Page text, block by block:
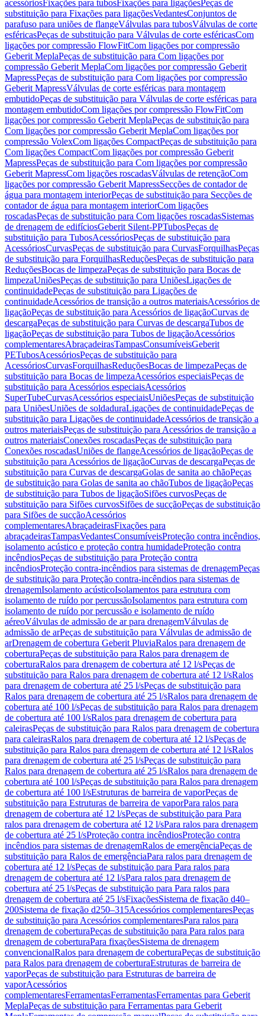
acessóriosFixações para tubosFixações para ligaçõesPeças de
substituição para Fixações para ligaçõesVedantesConjuntos de
parafuso para uniões de flangeVálvulas para tubosVálvulas de corte
esféricasPeças de substituição para Válvulas de corte esféricasCom
ligações por compressão FlowFitCom ligações por compressão
Geberit MeplaPeças de substituição para Com ligações por
compressão Geberit MeplaCom ligações por compressão Geberit
MapressPeças de substituição para Com ligações por compressão
Geberit MapressVálvulas de corte esféricas para montagem
embutidoPeças de substituição para Válvulas de corte esféricas para
montagem embutidoCom ligações por compressão FlowFitCom
ligações por compressão Geberit MeplaPeças de substituição para
Com ligações por compressão Geberit MeplaCom ligações por
compressão VolexCom ligações CompactPeças de substituição para
Com ligações CompactCom ligações por compressão Geberit
MapressPeças de substituição para Com ligações por compressão
Geberit MapressCom ligações roscadasVálvulas de retençãoCom
ligações por compressão Geberit MapressSecções de contador de
água para montagem interiorPeças de substituição para Secções de
contador de água para montagem interiorCom ligações
roscadasPeças de substituição para Com ligações roscadasSistemas
de drenagem de edifíciosGeberit Silent-PPTubosPeças de
substituição para TubosAcessóriosPeças de substituição para
AcessóriosCurvasPeças de substituição para CurvasForquilhasPeças
de substituição para ForquilhasReduçõesPeças de substituição para
ReduçõesBocas de limpezaPeças de substituição para Bocas de
limpezaUniõesPeças de substituição para UniõesLigações de
continuidadePeças de substituição para Ligações de
continuidadeAcessórios de transição a outros materiaisAcessórios de
ligaçãoPeças de substituição para Acessórios de ligaçãoCurvas de
descargaPeças de substituição para Curvas de descargaTubos de
ligaçãoPeças de substituição para Tubos de ligaçãoAcessórios
complementaresAbraçadeirasTampasConsumíveisGeberit
PETubosAcessóriosPeças de substituição para
AcessóriosCurvasForquilhasReduçõesBocas de limpezaPeças de
substituição para Bocas de limpezaAcessórios especiaisPeças de
substituição para Acessórios especiaisAcessórios
SuperTubeCurvasAcessórios especiaisUniõesPeças de substituição
para UniõesUniões de soldaduraLigações de continuidadePeças de
substituição para Ligações de continuidadeAcessórios de transição a
outros materiaisPeças de substituição para Acessórios de transição a
outros materiaisConexões roscadasPeças de substituição para
Conexões roscadasUniões de flangeAcessórios de ligaçãoPeças de
substituição para Acessórios de ligaçãoCurvas de descargaPeças de
substituição para Curvas de descargaGolas de sanita ao chãoPeças
de substituição para Golas de sanita ao chãoTubos de ligaçãoPeças
de substituição para Tubos de ligaçãoSifões curvosPeças de
substituição para Sifões curvosSifões de sucçãoPeças de substituição
para Sifões de sucçãoAcessórios
complementaresAbraçadeirasFixações para
abraçadeirasTampasVedantesConsumíveisProteção contra incêndios,
isolamento acústico e proteção contra humidadeProteção contra
incêndiosPeças de substituição para Proteção contra
incêndiosProteção contra-incêndios para sistemas de drenagemPeças
de substituição para Proteção contra-incêndios para sistemas de
drenagemIsolamento acústicoIsolamentos para estrutura com
isolamento de ruído por percussãoIsolamentos para estrutura com
isolamento de ruído por percussão e isolamento de ruído
aéreoVálvulas de admissão de ar para drenagemVálvulas de
admissão de arPeças de substituição para Válvulas de admissão de
arDrenagem de cobertura Geberit PluviaRalos para drenagem de
coberturaPeças de substituição para Ralos para drenagem de
coberturaRalos para drenagem de cobertura até 12 l/sPeças de
substituição para Ralos para drenagem de cobertura até 12 l/sRalos
para drenagem de cobertura até 25 l/sPeças de substituição para
Ralos para drenagem de cobertura até 25 l/sRalos para drenagem de
cobertura até 100 l/sPeças de substituição para Ralos para drenagem
de cobertura até 100 l/sRalos para drenagem de cobertura para
caleirasPeças de substituição para Ralos para drenagem de cobertura
para caleirasRalos para drenagem de cobertura até 12 l/sPeças de
substituição para Ralos para drenagem de cobertura até 12 l/sRalos
para drenagem de cobertura até 25 l/sPeças de substituição para
Ralos para drenagem de cobertura até 25 l/sRalos para drenagem de
cobertura até 100 l/sPeças de substituição para Ralos para drenagem
de cobertura até 100 l/sEstruturas de barreira de vaporPeças de
substituição para Estruturas de barreira de vaporPara ralos para
drenagem de cobertura até 12 l/sPeças de substituição para Para
ralos para drenagem de cobertura até 12 l/sPara ralos para drenagem
de cobertura até 25 l/sProteção contra incêndiosProteção contra
incêndios para sistemas de drenagemRalos de emergênciaPeças de
substituição para Ralos de emergênciaPara ralos para drenagem de
cobertura até 12 l/sPeças de substituição para Para ralos para
drenagem de cobertura até 12 l/sPara ralos para drenagem de
cobertura até 25 l/sPeças de substituição para Para ralos para
drenagem de cobertura até 25 l/sFixaçõesSistema de fixação d40–
200Sistema de fixação d250–315Acessórios complementaresPeças
de substituição para Acessórios complementaresPara ralos para
drenagem de coberturaPeças de substituição para Para ralos para
drenagem de coberturaPara fixaçõesSistema de drenagem
convencionalRalos para drenagem de coberturaPeças de substituição
para Ralos para drenagem de coberturaEstruturas de barreira de
vaporPeças de substituição para Estruturas de barreira de
vaporAcessórios
complementaresFerramentasFerramentasFerramentas para Geberit
MeplaPeças de substituição para Ferramentas para Geberit